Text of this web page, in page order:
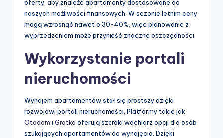
oferty, aby znaleźć apartamenty dostosowane do
naszych możliwości finansowych. W sezonie letnim ceny
mogą wzrosnąć nawet o 30-40%, więc planowanie z
wyprzedzeniem może przynieść znaczne oszczędności.
Wykorzystanie portali
nieruchomości
Wynajem apartamentów stał się prostszy dzięki
rozwojowi portali nieruchomości. Platformy takie jak
Otodom i Gratka oferują szeroki wachlarz opcji dla osób
szukających apartamentów do wynajęcia. Dzięki